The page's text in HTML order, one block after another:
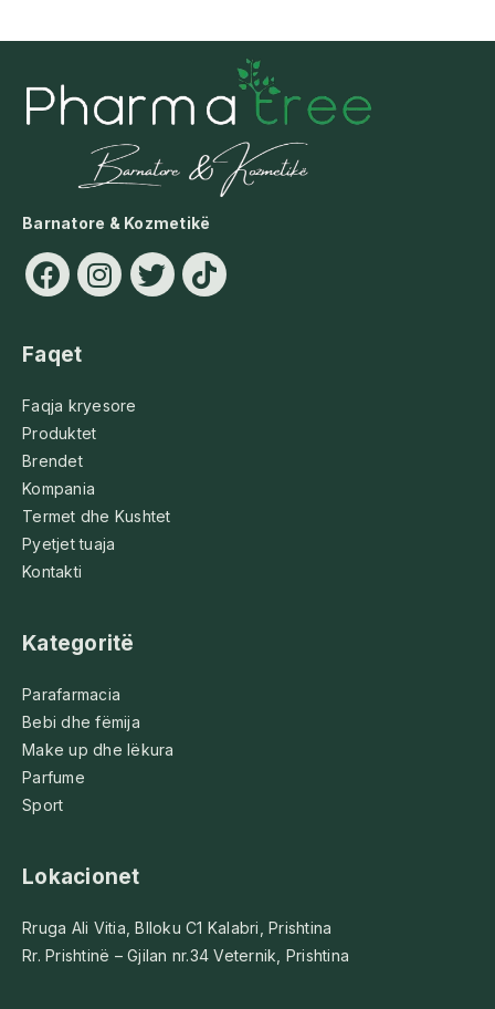
Barnatore & Kozmetikë
Faqet
Faqja kryesore
Produktet
Brendet
Kompania
Termet dhe Kushtet
Pyetjet tuaja
Kontakti
Kategoritë
Parafarmacia
Bebi dhe fëmija
Make up dhe lëkura
Parfume
Sport
Lokacionet
Rruga Ali Vitia, Blloku C1 Kalabri, Prishtina
Rr. Prishtinë – Gjilan nr.34 Veternik, Prishtina